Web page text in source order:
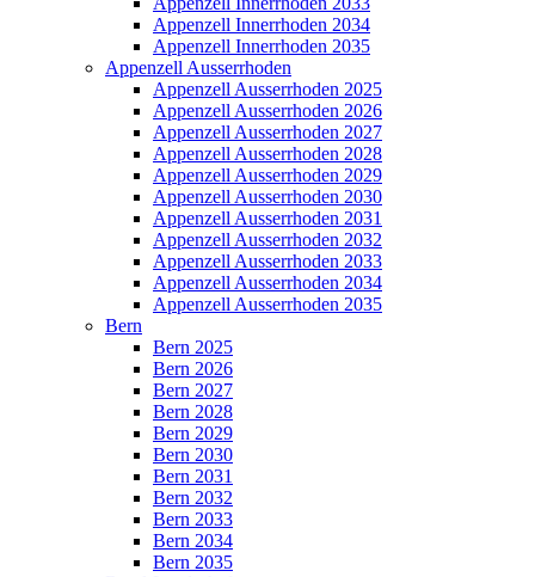
Appenzell Innerrhoden 2034
Appenzell Innerrhoden 2035
Appenzell Ausserrhoden
Appenzell Ausserrhoden 2025
Appenzell Ausserrhoden 2026
Appenzell Ausserrhoden 2027
Appenzell Ausserrhoden 2028
Appenzell Ausserrhoden 2029
Appenzell Ausserrhoden 2030
Appenzell Ausserrhoden 2031
Appenzell Ausserrhoden 2032
Appenzell Ausserrhoden 2033
Appenzell Ausserrhoden 2034
Appenzell Ausserrhoden 2035
Bern
Bern 2025
Bern 2026
Bern 2027
Bern 2028
Bern 2029
Bern 2030
Bern 2031
Bern 2032
Bern 2033
Bern 2034
Bern 2035